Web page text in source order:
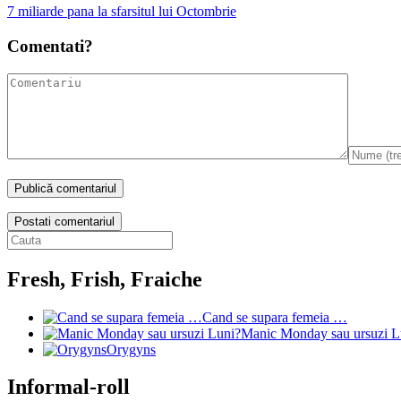
7 miliarde pana la sfarsitul lui Octombrie
Comentati?
Postati comentariul
Fresh, Frish, Fraiche
Cand se supara femeia …
Manic Monday sau ursuzi
Orygyns
Informal-roll